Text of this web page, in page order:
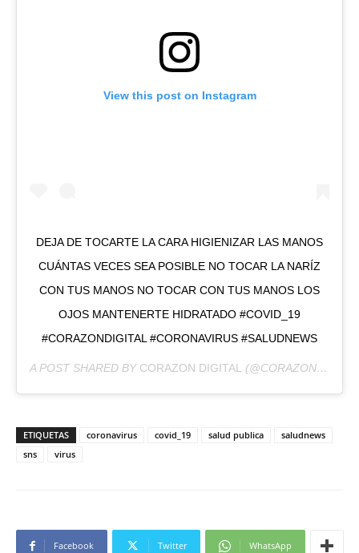
View this post on Instagram
DEJA DE TOCARTE LA CARA HIGIENIZAR LAS MANOS
CUÁNTAS VECES SEA POSIBLE NO TOCAR LA NARÍZ
CON TUS MANOS NO TOCAR CON TUS MANOS LOS
OJOS MANTENERTE HIDRATADO #COVID_19
#CORAZONDIGITAL #CORONAVIRUS #SALUDNEWS
A POST SHARED BY CORAZON DIGITAL (@CORAZONDIGITALRD) ON
ETIQUETAS coronavirus covid_19 salud publica
saludnews
sns
virus
Facebook Twitter WhatsApp